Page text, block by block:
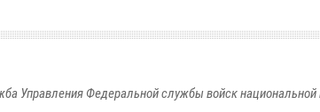
Управления Федеральной службы войск